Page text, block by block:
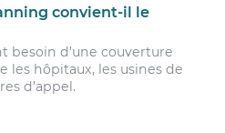
convient-il le
besoin d’une couverture
les hôpitaux, les usines de
d’appel.